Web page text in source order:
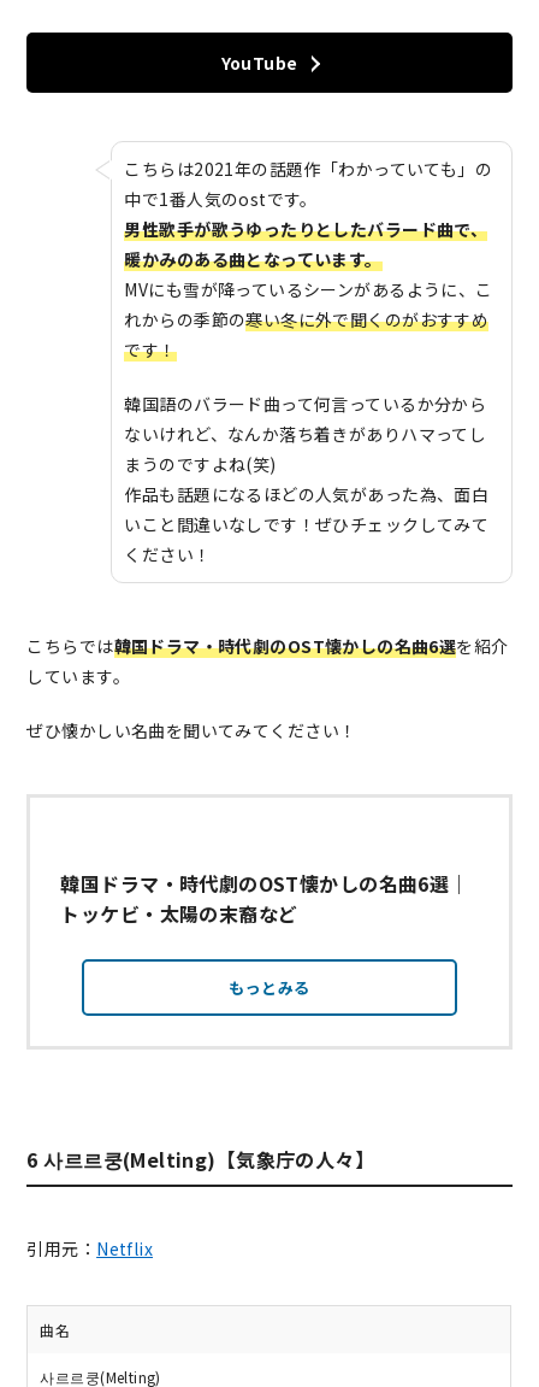
YouTube
こちらは2021年の話題作「わかっていても」の
中で1番人気のostです。
男性歌手が歌うゆったりとしたバラード曲で、
暖かみのある曲となっています。
MVにも雪が降っているシーンがあるように、こ
れからの季節の寒い冬に外で聞くのがおすすめ
です！
韓国語のバラード曲って何言っているか分から
ないけれど、なんか落ち着きがありハマってし
まうのですよね(笑)
作品も話題になるほどの人気があった為、面白
いこと間違いなしです！ぜひチェックしてみて
ください！
こちらでは韓国ドラマ・時代劇のOST懐かしの名曲6選を紹介
しています。
ぜひ懐かしい名曲を聞いてみてください！
韓国ドラマ・時代劇のOST懐かしの名曲6選｜
トッケビ・太陽の末裔など
もっとみる
6 사르르쿵(Melting)【気象庁の人々】
引用元： Netflix
曲名
사르르쿵(Melting)